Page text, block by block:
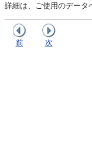
詳細は、ご使用のデータ
前 次